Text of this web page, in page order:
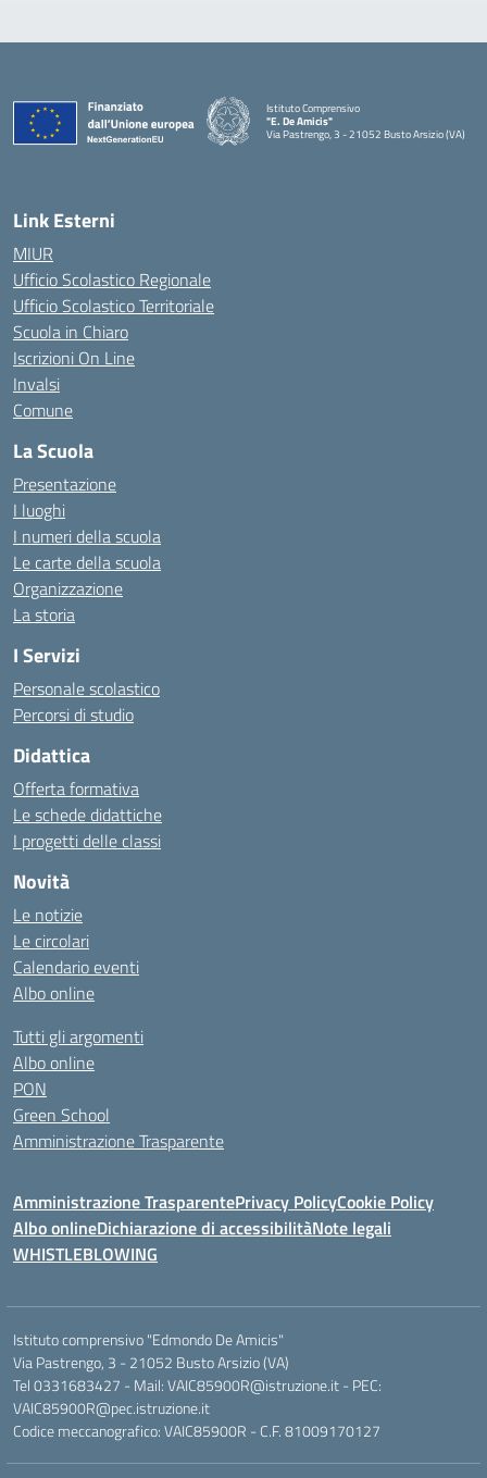
Istituto Comprensivo
"E. De Amicis"
Via Pastrengo, 3 - 21052 Busto Arsizio (VA)
Link Esterni
MIUR
Ufficio Scolastico Regionale
Ufficio Scolastico Territoriale
Scuola in Chiaro
Iscrizioni On Line
Invalsi
Comune
La Scuola
Presentazione
I luoghi
I numeri della scuola
Le carte della scuola
Organizzazione
La storia
I Servizi
Personale scolastico
Percorsi di studio
Didattica
Offerta formativa
Le schede didattiche
I progetti delle classi
Novità
Le notizie
Le circolari
Calendario eventi
Albo online
Tutti gli argomenti
Albo online
PON
Green School
Amministrazione Trasparente
Amministrazione TrasparentePrivacy PolicyCookie Policy
Albo onlineDichiarazione di accessibilitàNote legali
WHISTLEBLOWING
Istituto comprensivo "Edmondo De Amicis"
Via Pastrengo, 3 - 21052 Busto Arsizio (VA)
Tel 0331683427 - Mail: VAIC85900R@istruzione.it - PEC:
VAIC85900R@pec.istruzione.it
Codice meccanografico: VAIC85900R - C.F. 81009170127